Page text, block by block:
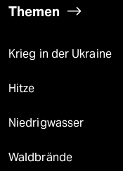
Themen
Krieg in der Ukraine
Hitze
Niedrigwasser
Waldbrände